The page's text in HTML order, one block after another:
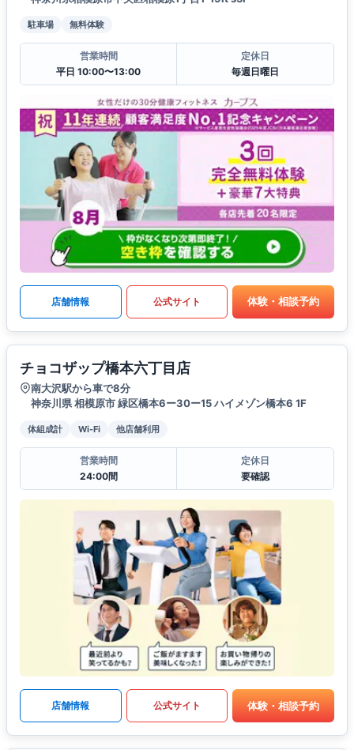
駐車場 無料体験
営業時間
平日 10:00〜13:00
定休日
毎週日曜日
店舗情報 公式サイト 体験・相談予約
チョコザップ橋本六丁目店
南大沢駅から車で8分
神奈川県 相模原市 緑区橋本6ー30ー15 ハイメゾン橋本6 1F
体組成計 Wi-Fi 他店舗利用
営業時間
24:00間
定休日
要確認
店舗情報 公式サイト 体験・相談予約